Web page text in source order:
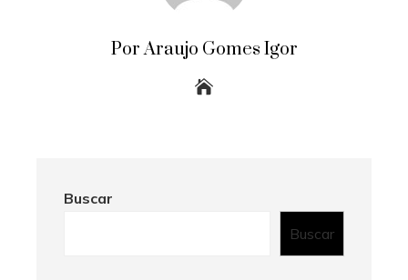
Por Araujo Gomes Igor
Buscar
Buscar